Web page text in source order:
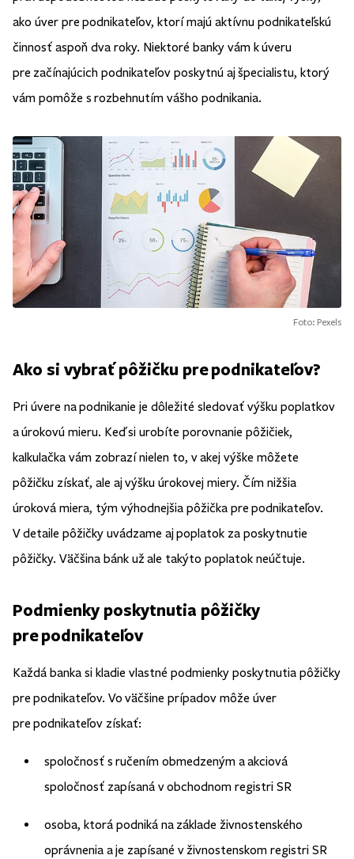
ako úver pre podnikateľov, ktorí majú aktívnu podnikateľskú
činnosť aspoň dva roky. Niektoré banky vám k úveru
pre začínajúcich podnikateľov poskytnú aj špecialistu, ktorý
vám pomôže s rozbehnutím vášho podnikania.
Foto: Pexels
Ako si vybrať pôžičku pre podnikateľov?
Pri úvere na podnikanie je dôležité sledovať výšku poplatkov
a úrokovú mieru. Keď si urobíte porovnanie pôžičiek,
kalkulačka vám zobrazí nielen to, v akej výške môžete
pôžičku získať, ale aj výšku úrokovej miery. Čím nižšia
úroková miera, tým výhodnejšia pôžička pre podnikateľov.
V detaile pôžičky uvádzame aj poplatok za poskytnutie
pôžičky. Väčšina bánk už ale takýto poplatok neúčtuje.
Podmienky poskytnutia pôžičky
pre podnikateľov
Každá banka si kladie vlastné podmienky poskytnutia pôžičky
pre podnikateľov. Vo väčšine prípadov môže úver
pre podnikateľov získať:
spoločnosť s ručením obmedzeným a akciová
spoločnosť zapísaná v obchodnom registri SR
osoba, ktorá podniká na základe živnostenského
oprávnenia a je zapísané v živnostenskom registri SR